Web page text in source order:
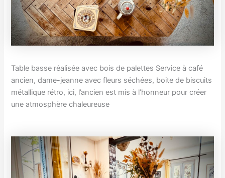
Table basse réalisée avec bois de palettes Service à café
ancien, dame-jeanne avec fleurs séchées, boite de biscuits
métallique rétro, ici, l’ancien est mis à l’honneur pour créer
une atmosphère chaleureuse